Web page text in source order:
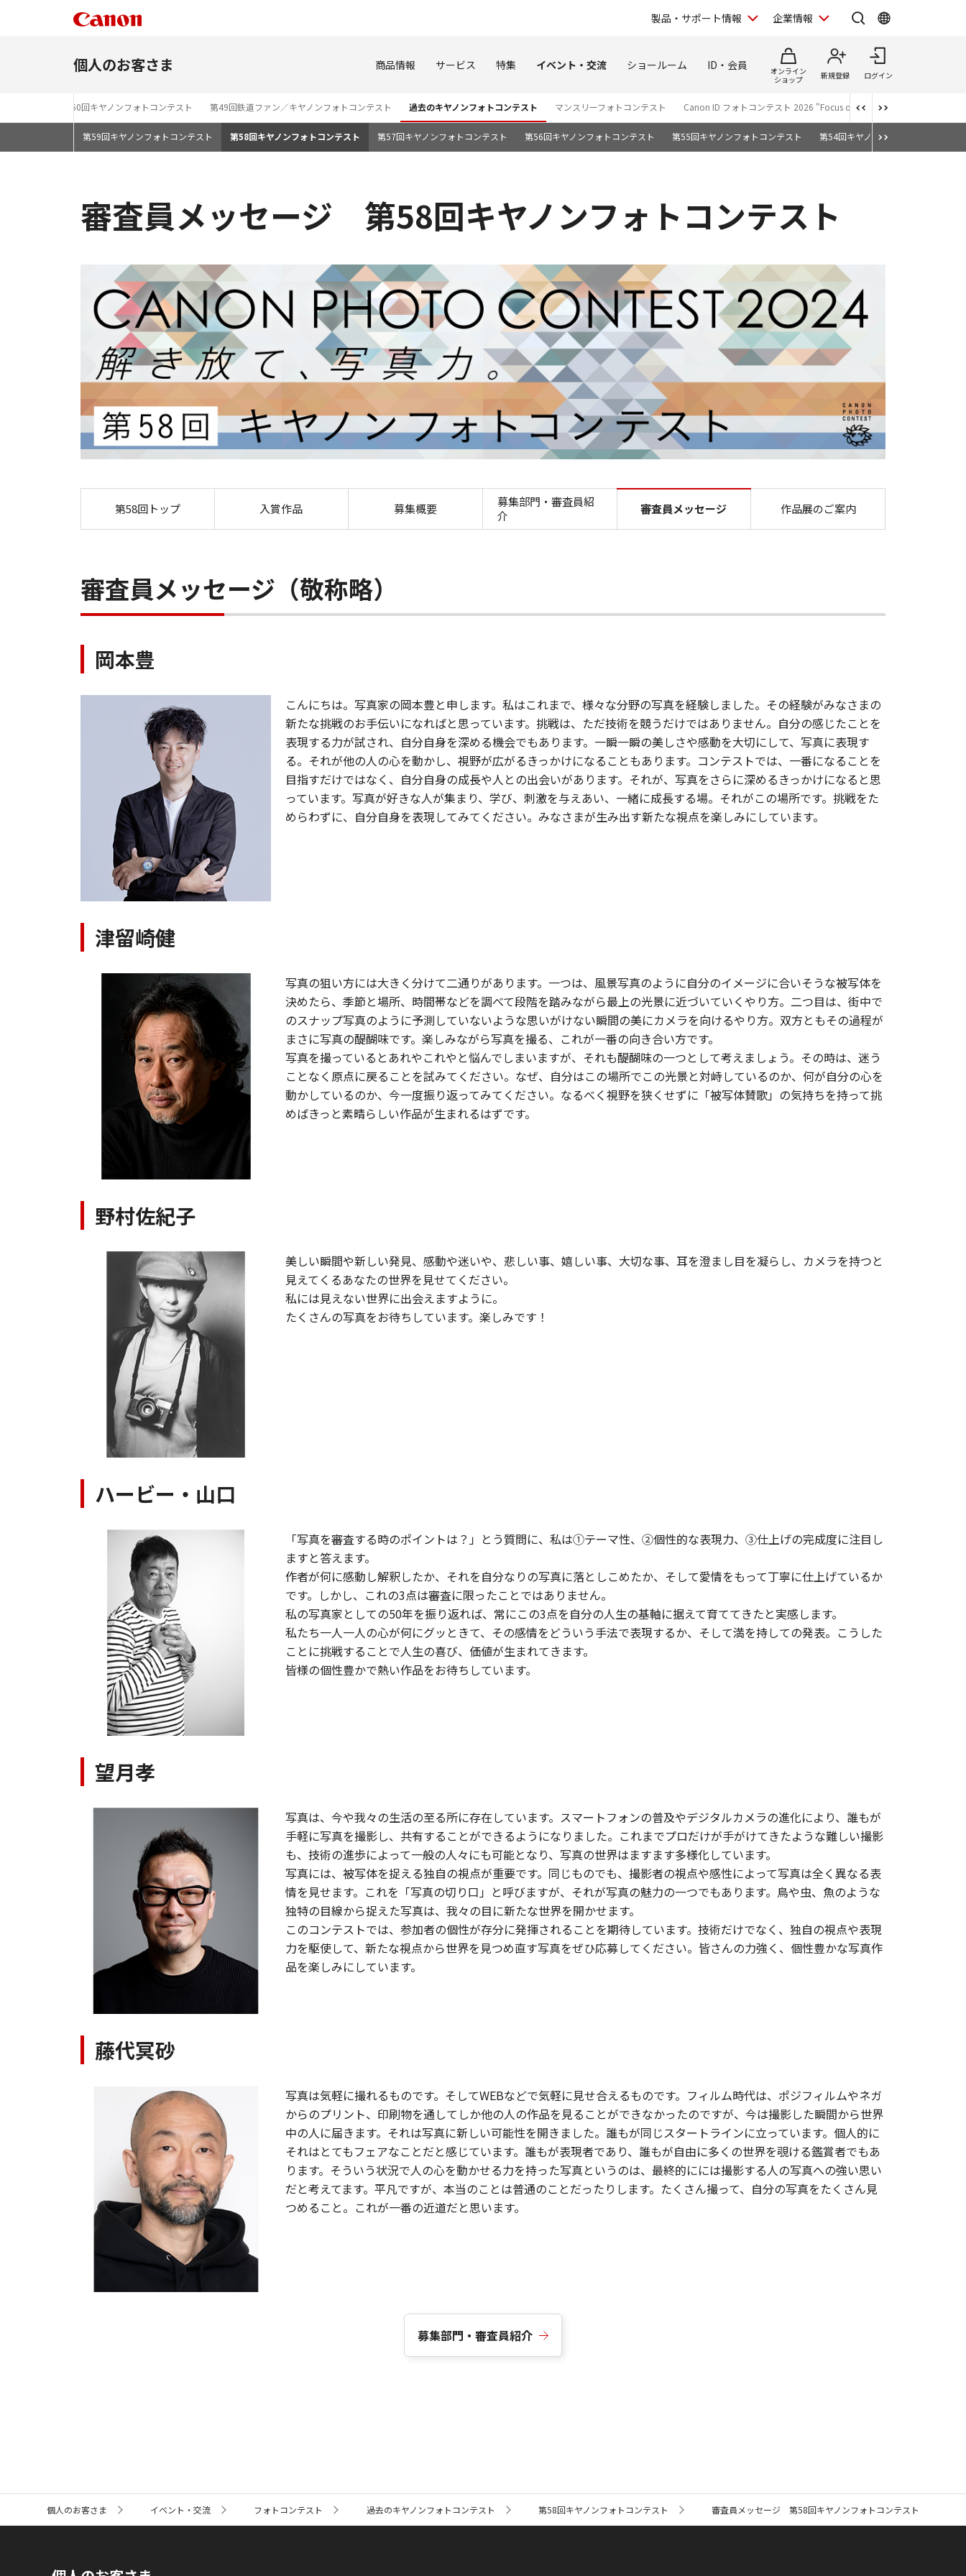
製品・サポート情報 企業情報
個人のお客さま 商品情報 サービス 特集 イベント・交流 ショールーム ID・会員
オンライン
ショップ
新規登録 ログイン
第60回キヤノンフォトコンテスト 第49回鉄道ファン／キヤノンフォトコンテスト 過去のキヤノンフォトコンテスト マンスリーフォトコンテスト Canon ID フォトコンテスト 2026 "Focus on Your Creativity"
第59回キヤノンフォトコンテスト 第58回キヤノンフォトコンテスト 第57回キヤノンフォトコンテスト 第56回キヤノンフォトコンテスト 第55回キヤノンフォトコンテスト 第54回キヤノンフォトコンテスト
審査員メッセージ 第58回キヤノンフォトコンテスト
審査員メッセージ 第58回キヤノンフォトコンテスト
第58回トップ 入賞作品 募集概要
募集部門・審査員紹
介
審査員メッセージ 作品展のご案内
審査員メッセージ（敬称略）
岡本豊
こんにちは。写真家の岡本豊と申します。私はこれまで、様々な分野の写真を経験しました。その経験がみなさまの
新たな挑戦のお手伝いになればと思っています。挑戦は、ただ技術を競うだけではありません。自分の感じたことを
表現する力が試され、自分自身を深める機会でもあります。一瞬一瞬の美しさや感動を大切にして、写真に表現す
る。それが他の人の心を動かし、視野が広がるきっかけになることもあります。コンテストでは、一番になることを
目指すだけではなく、自分自身の成長や人との出会いがあります。それが、写真をさらに深めるきっかけになると思
っています。写真が好きな人が集まり、学び、刺激を与えあい、一緒に成長する場。それがこの場所です。挑戦をた
めらわずに、自分自身を表現してみてください。みなさまが生み出す新たな視点を楽しみにしています。
津留崎健
写真の狙い方には大きく分けて二通りがあります。一つは、風景写真のように自分のイメージに合いそうな被写体を
決めたら、季節と場所、時間帯などを調べて段階を踏みながら最上の光景に近づいていくやり方。二つ目は、街中で
のスナップ写真のように予測していないような思いがけない瞬間の美にカメラを向けるやり方。双方ともその過程が
まさに写真の醍醐味です。楽しみながら写真を撮る、これが一番の向き合い方です。
写真を撮っているとあれやこれやと悩んでしまいますが、それも醍醐味の一つとして考えましょう。その時は、迷う
ことなく原点に戻ることを試みてください。なぜ、自分はこの場所でこの光景と対峙しているのか、何が自分の心を
動かしているのか、今一度振り返ってみてください。なるべく視野を狭くせずに「被写体賛歌」の気持ちを持って挑
めばきっと素晴らしい作品が生まれるはずです。
野村佐紀子
美しい瞬間や新しい発見、感動や迷いや、悲しい事、嬉しい事、大切な事、耳を澄まし目を凝らし、カメラを持つと
見えてくるあなたの世界を見せてください。
私には見えない世界に出会えますように。
たくさんの写真をお待ちしています。楽しみです！
ハービー・山口
「写真を審査する時のポイントは？」とう質問に、私は①テーマ性、②個性的な表現力、③仕上げの完成度に注目し
ますと答えます。
作者が何に感動し解釈したか、それを自分なりの写真に落としこめたか、そして愛情をもって丁寧に仕上げているか
です。しかし、これの3点は審査に限ったことではありません。
私の写真家としての50年を振り返れば、常にこの3点を自分の人生の基軸に据えて育ててきたと実感します。
私たち一人一人の心が何にグッときて、その感情をどういう手法で表現するか、そして満を持しての発表。こうした
ことに挑戦することで人生の喜び、価値が生まれてきます。
皆様の個性豊かで熱い作品をお待ちしています。
望月孝
写真は、今や我々の生活の至る所に存在しています。スマートフォンの普及やデジタルカメラの進化により、誰もが
手軽に写真を撮影し、共有することができるようになりました。これまでプロだけが手がけてきたような難しい撮影
も、技術の進歩によって一般の人々にも可能となり、写真の世界はますます多様化しています。
写真には、被写体を捉える独自の視点が重要です。同じものでも、撮影者の視点や感性によって写真は全く異なる表
情を見せます。これを「写真の切り口」と呼びますが、それが写真の魅力の一つでもあります。鳥や虫、魚のような
独特の目線から捉えた写真は、我々の目に新たな世界を開かせます。
このコンテストでは、参加者の個性が存分に発揮されることを期待しています。技術だけでなく、独自の視点や表現
力を駆使して、新たな視点から世界を見つめ直す写真をぜひ応募してください。皆さんの力強く、個性豊かな写真作
品を楽しみにしています。
藤代冥砂
写真は気軽に撮れるものです。そしてWEBなどで気軽に見せ合えるものです。フィルム時代は、ポジフィルムやネガ
からのプリント、印刷物を通してしか他の人の作品を見ることができなかったのですが、今は撮影した瞬間から世界
中の人に届きます。それは写真に新しい可能性を開きました。誰もが同じスタートラインに立っています。個人的に
それはとてもフェアなことだと感じています。誰もが表現者であり、誰もが自由に多くの世界を覗ける鑑賞者でもあ
ります。そういう状況で人の心を動かせる力を持った写真というのは、最終的にには撮影する人の写真への強い思い
だと考えてます。平凡ですが、本当のことは普通のことだったりします。たくさん撮って、自分の写真をたくさん見
つめること。これが一番の近道だと思います。
募集部門・審査員紹介
ト
個人のお客さま イベント・交流 フォトコンテスト 過去のキヤノンフォトコンテスト 第58回キヤノンフォトコンテスト 審査員メッセージ 第58回キヤノンフォトコンテスト